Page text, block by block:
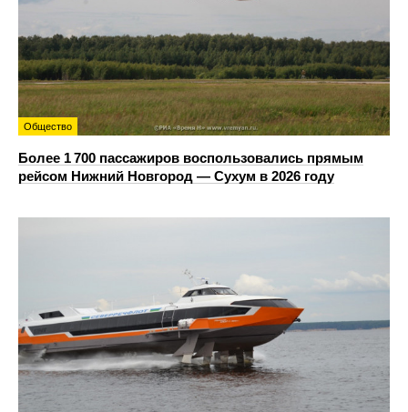
Общество
Более 1 700 пассажиров воспользовались прямым
рейсом Нижний Новгород — Сухум в 2026 году